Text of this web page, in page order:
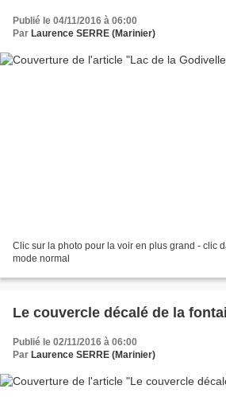
Publié le 04/11/2016 à 06:00
Par Laurence SERRE (Marinier)
Clic sur la photo pour la voir en plus grand - clic
mode normal
Le couvercle décalé de la
Publié le 02/11/2016 à 06:00
Par Laurence SERRE (Marinier)